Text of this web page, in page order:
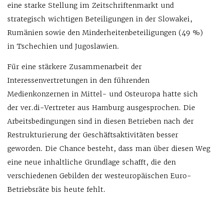
eine starke Stellung im Zeitschriftenmarkt und
strategisch wichtigen Beteiligungen in der Slowakei,
Rumänien sowie den Minderheitenbeteiligungen (49 %)
in Tschechien und Jugoslawien.
Für eine stärkere Zusammenarbeit der
Interessenvertretungen in den führenden
Medienkonzernen in Mittel- und Osteuropa hatte sich
der ver.di-Vertreter aus Hamburg ausgesprochen. Die
Arbeitsbedingungen sind in diesen Betrieben nach der
Restrukturierung der Geschäftsaktivitäten besser
geworden. Die Chance besteht, dass man über diesen Weg
eine neue inhaltliche Grundlage schafft, die den
verschiedenen Gebilden der westeuropäischen Euro-
Betriebsräte bis heute fehlt.